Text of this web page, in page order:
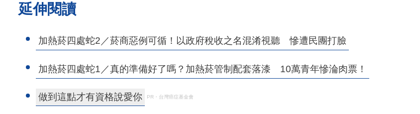
延伸閱讀
加熱菸四處蛇2／菸商惡例可循！以政府稅收之名混淆視聽 慘遭民團打臉
加熱菸四處蛇1／真的準備好了嗎？加熱菸管制配套落漆 10萬青年慘淪肉票！
做到這點才有資格說愛你 PR・台灣癌症基金會